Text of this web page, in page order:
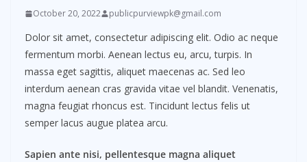
October 20, 2022 publicpurviewpk@gmail.com
Dolor sit amet, consectetur adipiscing elit. Odio ac neque
fermentum morbi. Aenean lectus eu, arcu, turpis. In
massa eget sagittis, aliquet maecenas ac. Sed leo
interdum aenean cras gravida vitae vel blandit. Venenatis,
magna feugiat rhoncus est. Tincidunt lectus felis ut
semper lacus augue platea arcu.
Sapien ante nisi, pellentesque magna aliquet